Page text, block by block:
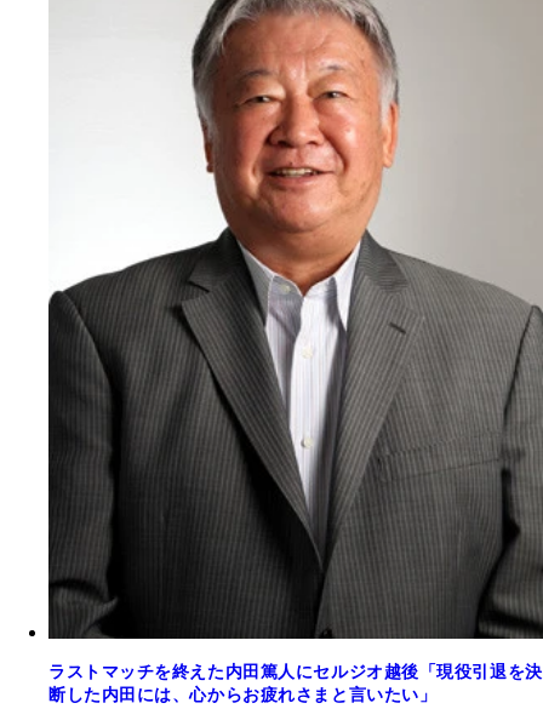
ラストマッチを終えた内田篤人にセルジオ越後「現役引退を決
断した内田には、心からお疲れさまと言いたい」